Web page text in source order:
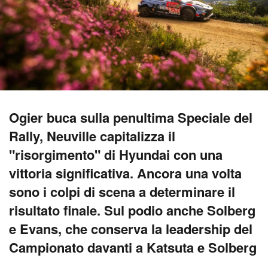
Ogier buca sulla penultima Speciale del
Rally, Neuville capitalizza il
"risorgimento" di Hyundai con una
vittoria significativa. Ancora una volta
sono i colpi di scena a determinare il
risultato finale. Sul podio anche Solberg
e Evans, che conserva la leadership del
Campionato davanti a Katsuta e Solberg